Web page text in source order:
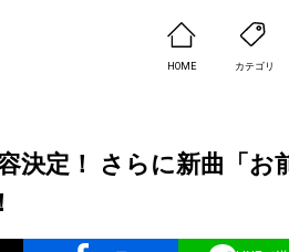
HOME カテゴリ
決定！ さらに新曲「お